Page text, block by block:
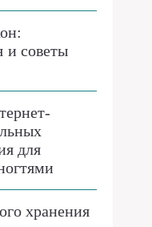
и советы
для
хранения